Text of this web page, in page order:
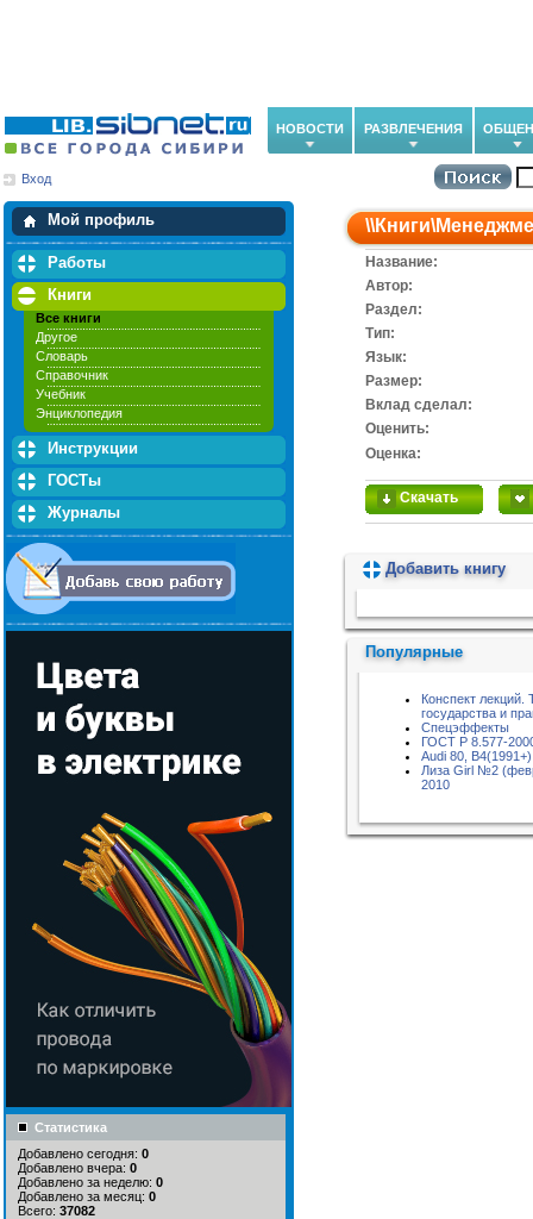
НОВОСТИ РАЗВЛЕЧЕНИЯ
Вход
Мой профиль
Мои закладки
Работы
Книги
Все книги
Другое
Словарь
Справочник
Учебник
Энциклопедия
Инструкции
ГОСТы
Журналы
Статистика
Добавлено сегодня: 0
Добавлено вчера: 0
Добавлено за неделю: 0
Добавлено за месяц: 0
Всего: 37082
\\Книги\
Название:
Автор:
Раздел:
Тип:
Язык:
Размер:
Вклад сделал:
Оценить:
Оценка:
Скачать
Добавить книгу
Популярные
Конспект лекций.
государства и
Спецэффекты
ГОСТ Р 8.577-
Audi 80, B4(1991+)
Лиза Girl №2
2010